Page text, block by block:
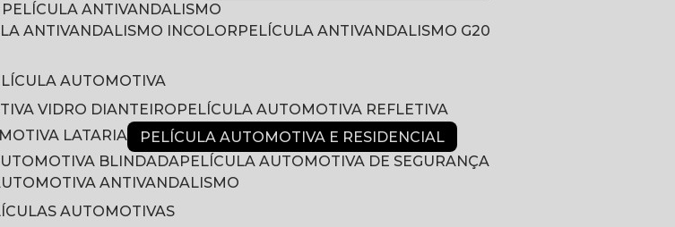
PELÍCULA ANTIVANDALISMO
ANTIVANDALISMO INCOLOR
PELÍCULA ANTIVANDALISMO G20
AUTOMOTIVA
VIDRO DIANTEIRO
PELÍCULA AUTOMOTIVA REFLETIVA
LATARIA
PELÍCULA AUTOMOTIVA E RESIDENCIAL
BLINDADA
PELÍCULA AUTOMOTIVA DE SEGURANÇA
ANTIVANDALISMO
AUTOMOTIVAS